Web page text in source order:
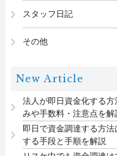
スタッフ日記
その他
New Article
法人が即日資金化する
みや手数料・注意点を解
即日で資金調達する方
する手段と手順を解説